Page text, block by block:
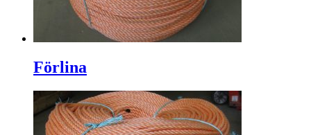
Förlina